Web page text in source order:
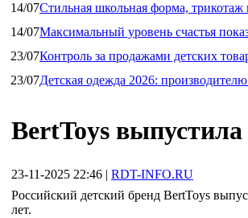
14/07Стильная школьная форма, трикотаж
14/07Максимальный уровень счастья
23/07Контроль за продажами детских
23/07Детская одежда 2026:
BertToys
23-11-2025 22:46 | RDT-INFO.RU
Российский детский бренд BertToys
лет.